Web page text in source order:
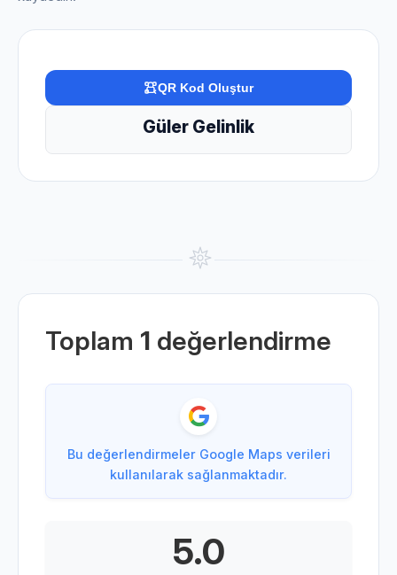
QR Kod Oluştur
Güler Gelinlik
Toplam 1 değerlendirme
Bu değerlendirmeler Google Maps verileri
kullanılarak sağlanmaktadır.
5.0